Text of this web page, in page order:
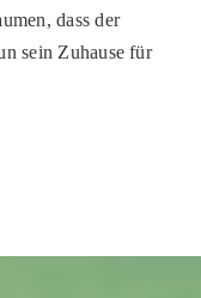
dass der
sein Zuhause für